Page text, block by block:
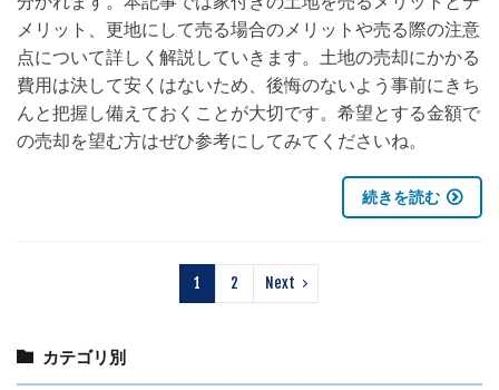
メリット、更地にして売る場合のメリットや売る際の注意
点について詳しく解説していきます。土地の売却にかかる
費用は決して安くはないため、後悔のないよう事前にきち
んと把握し備えておくことが大切です。希望とする金額で
の売却を望む方はぜひ参考にしてみてくださいね。
続きを読む
1 2 Next
カテゴリ別